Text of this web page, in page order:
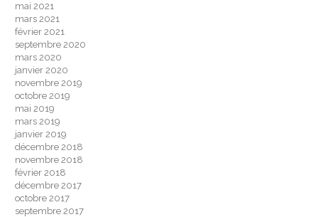
mai 2021
mars 2021
février 2021
septembre 2020
mars 2020
janvier 2020
novembre 2019
octobre 2019
mai 2019
mars 2019
janvier 2019
décembre 2018
novembre 2018
février 2018
décembre 2017
octobre 2017
septembre 2017